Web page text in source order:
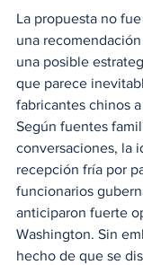
La propuesta no
una
una posible
que parece
fabricantes chinos
Según fuentes
conversaciones, la
recepción fría por
funcionarios
anticiparon fuerte
Washington. Sin
hecho de que se